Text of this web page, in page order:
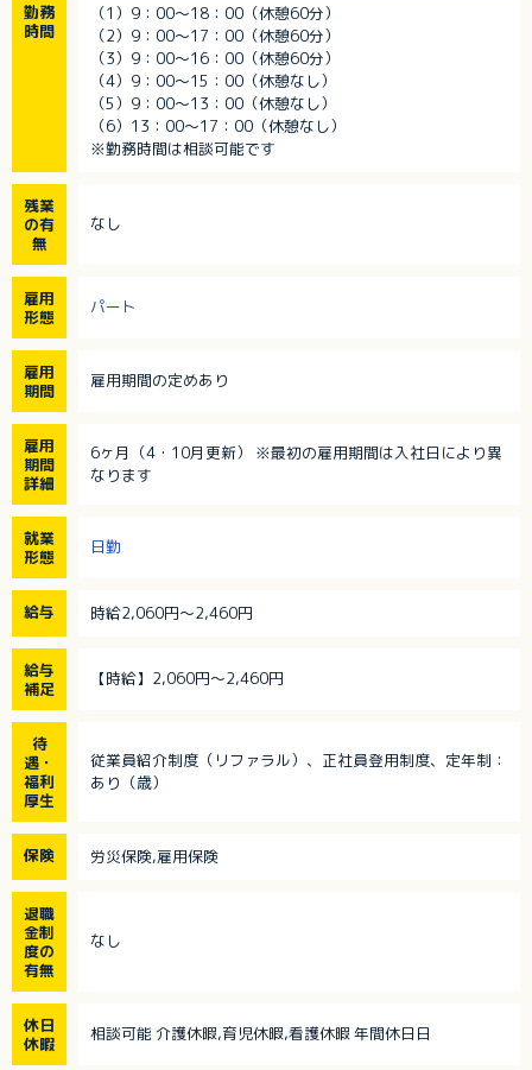
勤務
時間
（1）9：00～18：00（休憩60分）
（2）9：00～17：00（休憩60分）
（3）9：00～16：00（休憩60分）
（4）9：00～15：00（休憩なし）
（5）9：00～13：00（休憩なし）
（6）13：00～17：00（休憩なし）
※勤務時間は相談可能です
残業
の有
無
なし
雇用
形態
パート
雇用
期間
雇用期間の定めあり
雇用
期間
詳細
6ヶ月（4・10月更新） ※最初の雇用期間は入社日により異
なります
就業
形態
日勤
給与 時給2,060円～2,460円
給与
補足
【時給】2,060円～2,460円
待
遇・
福利
厚生
従業員紹介制度（リファラル）、正社員登用制度、定年制：
あり（歳）
保険 労災保険,雇用保険
退職
金制
度の
有無
なし
休日
休暇
相談可能 介護休暇,育児休暇,看護休暇 年間休日日